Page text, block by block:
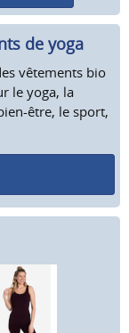
de yoga
vêtements bio
le yoga, la
être, le sport,